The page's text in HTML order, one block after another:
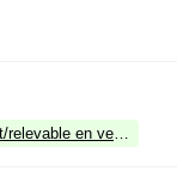
en verre